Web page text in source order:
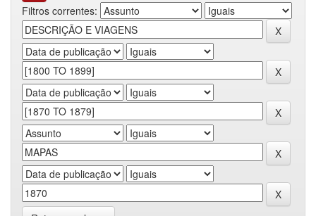
Filtros correntes: